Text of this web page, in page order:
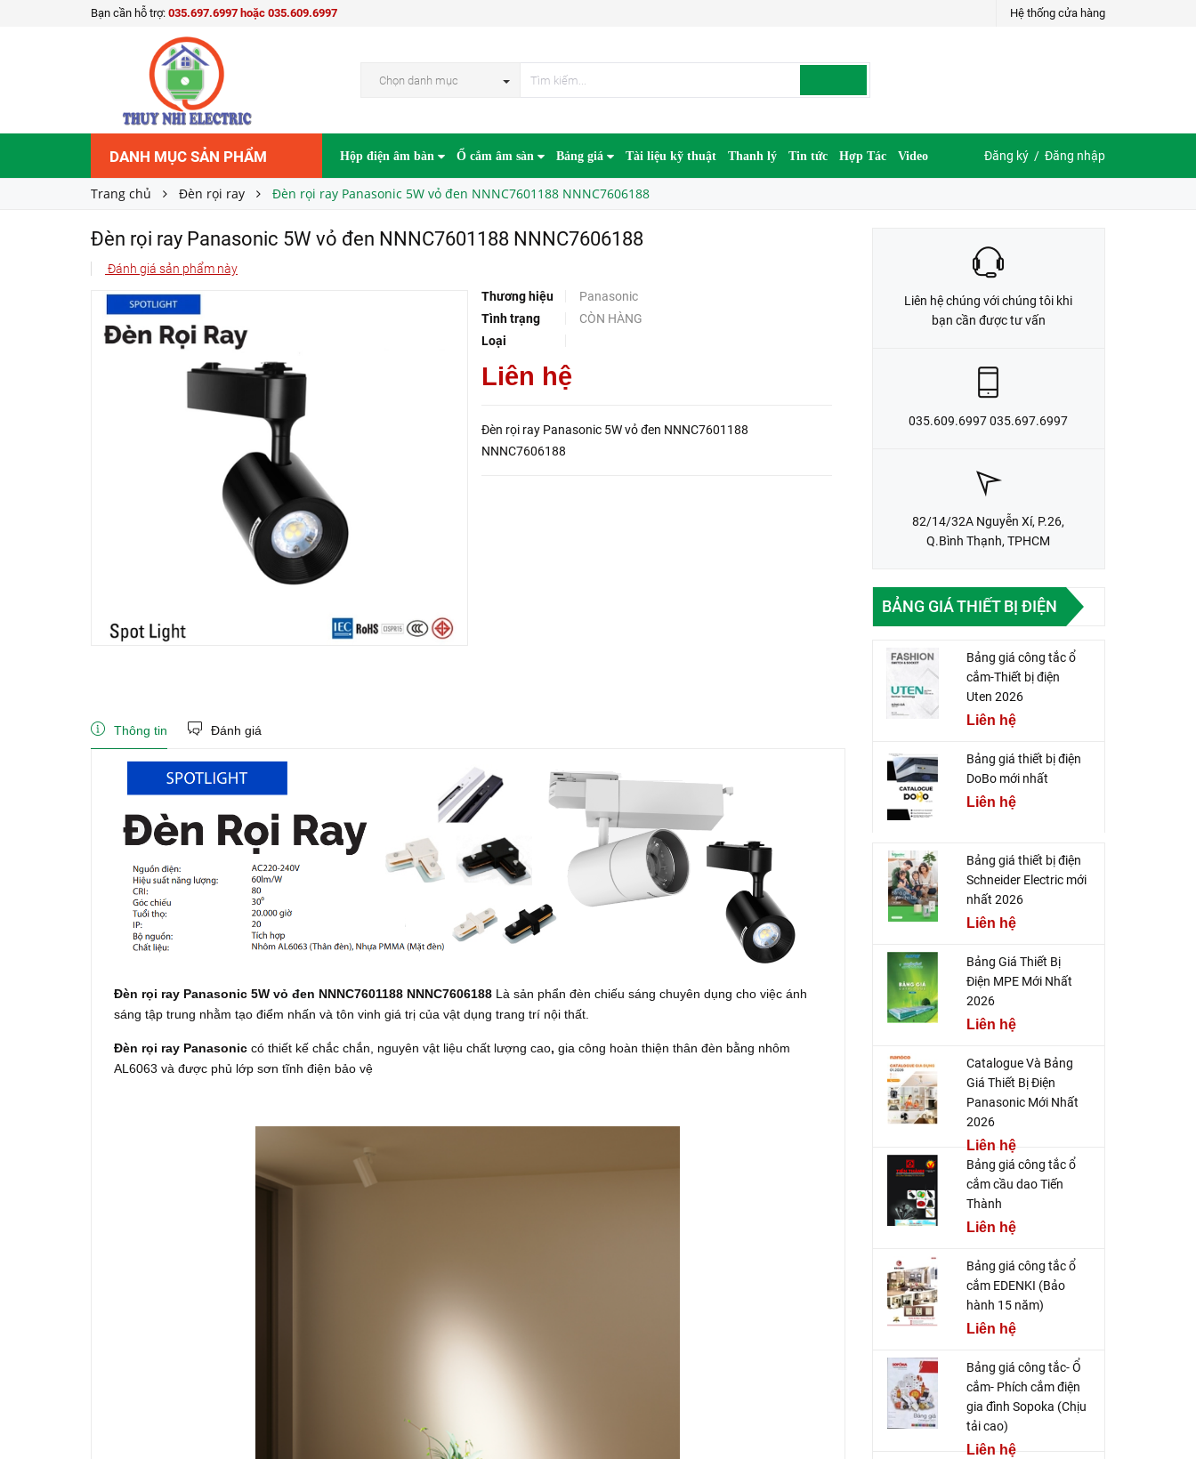
Bạn cần hỗ trợ: 035.697.6997 hoặc 035.609.6997 Hệ thống cửa hàng
Chọn danh mục
DANH MỤC SẢN PHẨM Hộp điện âm bàn Ổ cắm âm sàn Bảng giá Tài liệu kỹ thuật Thanh lý Tin tức Hợp Tác Video Đăng ký / Đăng nhập
Trang chủ Đèn rọi ray Đèn rọi ray Panasonic 5W vỏ đen NNNC7601188 NNNC7606188
Đèn rọi ray Panasonic 5W vỏ đen NNNC7601188 NNNC7606188
Đánh giá sản phẩm này
Thương hiệu
Panasonic
Tình trạng
CÒN HÀNG
Loại
Liên hệ
Đèn rọi ray Panasonic 5W vỏ đen NNNC7601188
NNNC7606188
Đèn rọi ray Panasonic 5W vỏ đen NNNC7601188 NNNC7606188
Giá bán: Liên hệ
LIÊN HỆ ĐẶT HÀNG
Thông tin Đánh giá
Đèn rọi ray Panasonic 5W vỏ đen NNNC7601188 NNNC7606188 Là sản phẩn đèn chiếu sáng chuyên dụng cho việc ánh
sáng tập trung nhằm tạo điểm nhấn và tôn vinh giá trị của vật dụng trang trí nội thất.
Đèn rọi ray Panasonic có thiết kế chắc chắn, nguyên vật liệu chất lượng cao, gia công hoàn thiện thân đèn bằng nhôm
AL6063 và được phủ lớp sơn tĩnh điện bảo vệ
Liên hệ chúng với chúng tôi khi
bạn cần được tư vấn
035.609.6997 035.697.6997
82/14/32A Nguyễn Xí, P.26,
Q.Bình Thạnh, TPHCM
BẢNG GIÁ THIẾT BỊ ĐIỆN
Bảng giá công tắc ổ
cắm-Thiết bị điện
Uten 2026
Liên hệ
Bảng giá thiết bị điện
DoBo mới nhất
Liên hệ
Bảng giá thiết bị điện
Schneider Electric mới
nhất 2026
Liên hệ
Bảng Giá Thiết Bị
Điện MPE Mới Nhất
2026
Liên hệ
Catalogue Và Bảng
Giá Thiết Bị Điện
Panasonic Mới Nhất
2026
Liên hệ
Bảng giá công tắc ổ
cắm cầu dao Tiến
Thành
Liên hệ
Bảng giá công tắc ổ
cắm EDENKI (Bảo
hành 15 năm)
Liên hệ
Bảng giá công tắc- Ổ
cắm- Phích cắm điện
gia đình Sopoka (Chịu
tải cao)
Liên hệ